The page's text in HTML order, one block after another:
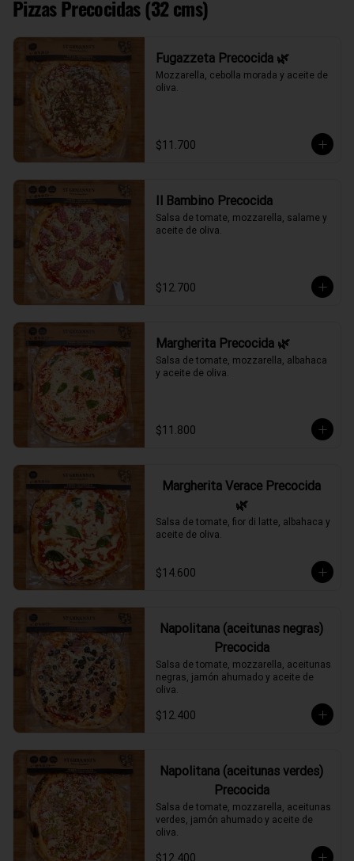
Pizzas Precocidas (32 cms)
Fugazzeta Precocida 🌿
Mozzarella, cebolla morada y aceite de
oliva.
$11.700
Il Bambino Precocida
Salsa de tomate, mozzarella, salame y
aceite de oliva.
$12.700
Margherita Precocida 🌿
Salsa de tomate, mozzarella, albahaca
y aceite de oliva.
$11.800
Margherita Verace Precocida
🌿
Salsa de tomate, fior di latte, albahaca y
aceite de oliva.
$14.600
Napolitana (aceitunas negras)
Precocida
Salsa de tomate, mozzarella, aceitunas
negras, jamón ahumado y aceite de
oliva.
$12.400
Napolitana (aceitunas verdes)
Precocida
Salsa de tomate, mozzarella, aceitunas
verdes, jamón ahumado y aceite de
oliva.
$12.400